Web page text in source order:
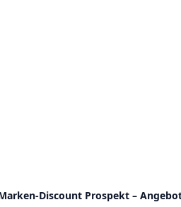
Discount Prospekt –